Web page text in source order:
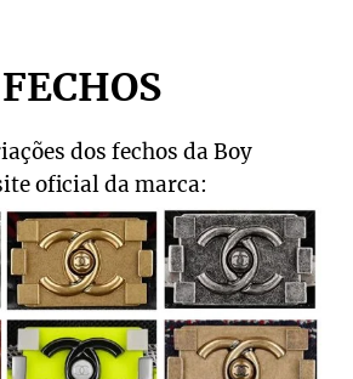
FECHOS
dos fechos da Boy
oficial da marca: